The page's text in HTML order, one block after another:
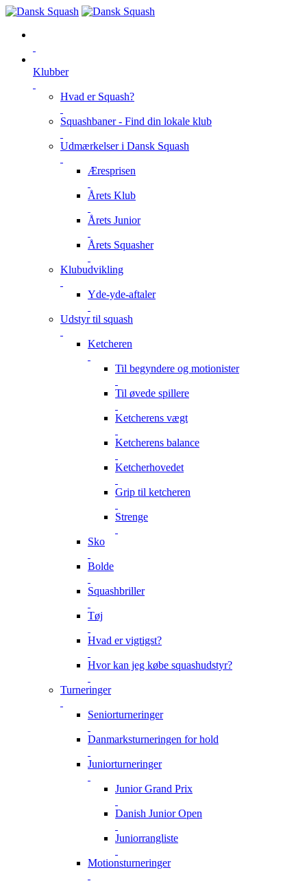
Klubber
Hvad er Squash?
Squashbaner - Find din lokale klub
Udmærkelser i Dansk Squash
Æresprisen
Årets Klub
Årets Junior
Årets Squasher
Klubudvikling
Yde-yde-aftaler
Udstyr til squash
Ketcheren
Til begyndere og motionister
Til øvede spillere
Ketcherens vægt
Ketcherens balance
Ketcherhovedet
Grip til ketcheren
Strenge
Sko
Bolde
Squashbriller
Tøj
Hvad er vigtigst?
Hvor kan jeg købe squashudstyr?
Turneringer
Seniorturneringer
Danmarksturneringen for hold
Juniorturneringer
Junior Grand Prix
Danish Junior Open
Juniorrangliste
Motionsturneringer